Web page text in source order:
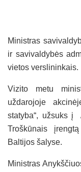
Ministras
ir savivaldybės
vietos verslininkais.
Vizito metu
uždarojoje
statyba“, užsuks į
Troškūnais
Baltijos šalyse.
Ministras